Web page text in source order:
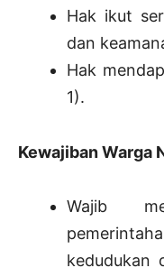
Hak ikut
dan
Hak
1).
Kewajiban Warga
Wajib
kedudukan